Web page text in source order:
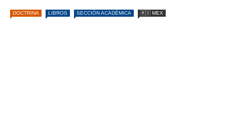
DOCTRINA LIBROS SECCIÓN ACADÉMICA 🇲🇽 MEX